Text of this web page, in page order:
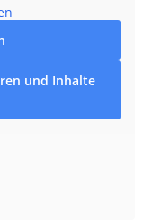
und Inhalte